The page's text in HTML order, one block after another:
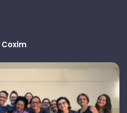
Coxim